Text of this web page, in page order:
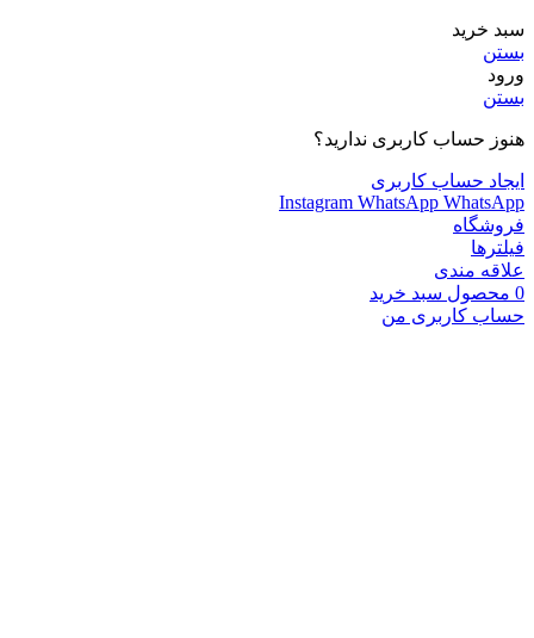
سبد خرید
بستن
ورود
بستن
هنوز حساب کاربری ندارید؟
ایجاد حساب کاربری
Instagram WhatsApp WhatsApp
فروشگاه
فیلترها
علاقه مندی
0 محصول سبد خرید
حساب کاربری من